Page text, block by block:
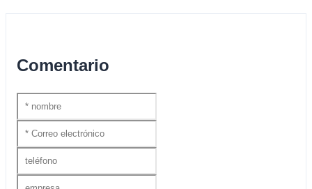
Comentario